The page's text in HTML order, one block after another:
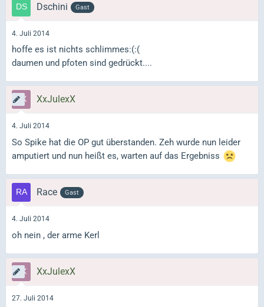
Dschini Gast
4. Juli 2014
hoffe es ist nichts schlimmes:(:(
daumen und pfoten sind gedrückt....
XxJulexX
4. Juli 2014
So Spike hat die OP gut überstanden. Zeh wurde nun leider
amputiert und nun heißt es, warten auf das Ergebniss
Race Gast
4. Juli 2014
oh nein , der arme Kerl
XxJulexX
27. Juli 2014